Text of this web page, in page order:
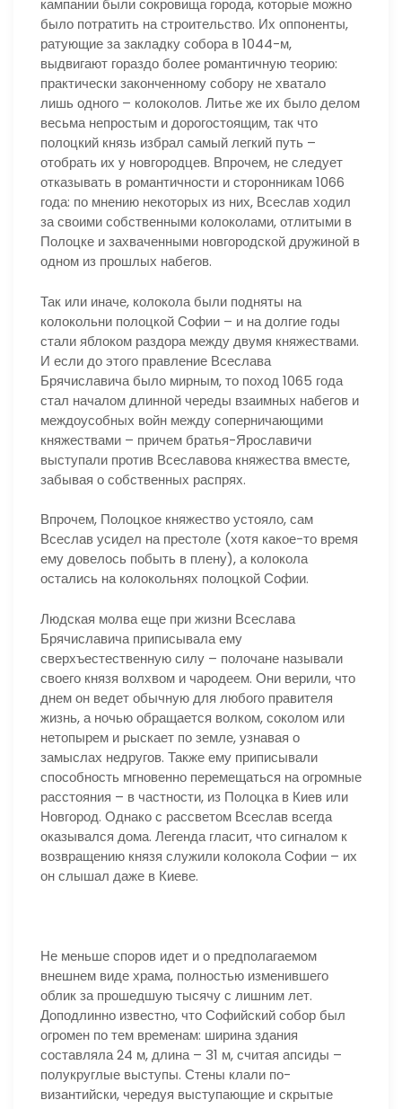
кампании были сокровища города, которые можно
было потратить на строительство. Их оппоненты,
ратующие за закладку собора в 1044-м,
выдвигают гораздо более романтичную теорию:
практически законченному собору не хватало
лишь одного – колоколов. Литье же их было делом
весьма непростым и дорогостоящим, так что
полоцкий князь избрал самый легкий путь –
отобрать их у новгородцев. Впрочем, не следует
отказывать в романтичности и сторонникам 1066
года: по мнению некоторых из них, Всеслав ходил
за своими собственными колоколами, отлитыми в
Полоцке и захваченными новгородской дружиной в
одном из прошлых набегов.
Так или иначе, колокола были подняты на
колокольни полоцкой Софии – и на долгие годы
стали яблоком раздора между двумя княжествами.
И если до этого правление Всеслава
Брячиславича было мирным, то поход 1065 года
стал началом длинной череды взаимных набегов и
междоусобных войн между соперничающими
княжествами – причем братья-Ярославичи
выступали против Всеславова княжества вместе,
забывая о собственных распрях.
Впрочем, Полоцкое княжество устояло, сам
Всеслав усидел на престоле (хотя какое-то время
ему довелось побыть в плену), а колокола
остались на колокольнях полоцкой Софии.
Людская молва еще при жизни Всеслава
Брячиславича приписывала ему
сверхъестественную силу – полочане называли
своего князя волхвом и чародеем. Они верили, что
днем он ведет обычную для любого правителя
жизнь, а ночью обращается волком, соколом или
нетопырем и рыскает по земле, узнавая о
замыслах недругов. Также ему приписывали
способность мгновенно перемещаться на огромные
расстояния – в частности, из Полоцка в Киев или
Новгород. Однако с рассветом Всеслав всегда
оказывался дома. Легенда гласит, что сигналом к
возвращению князя служили колокола Софии – их
он слышал даже в Киеве.
Не меньше споров идет и о предполагаемом
внешнем виде храма, полностью изменившего
облик за прошедшую тысячу с лишним лет.
Доподлинно известно, что Софийский собор был
огромен по тем временам: ширина здания
составляла 24 м, длина – 31 м, считая апсиды –
полукруглые выступы. Стены клали по-
византийски, чередуя выступающие и скрытые